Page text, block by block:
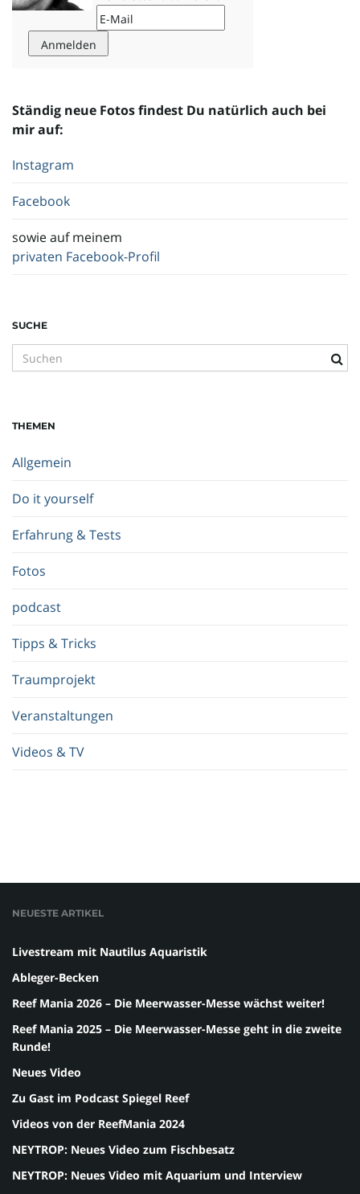
Ständig neue Fotos findest Du natürlich auch bei
mir auf:
Instagram
Facebook
sowie auf meinem
privaten Facebook-Profil
SUCHE
u
b
g
i
f
.
.
.
THEMEN
Allgemein
Do it yourself
Erfahrung & Tests
Fotos
podcast
Tipps & Tricks
Traumprojekt
Veranstaltungen
Videos & TV
NEUESTE ARTIKEL
Livestream mit Nautilus Aquaristik
Ableger-Becken
Reef Mania 2026 – Die Meerwasser-Messe wächst weiter!
Reef Mania 2025 – Die Meerwasser-Messe geht in die zweite
Runde!
Neues Video
Zu Gast im Podcast Spiegel Reef
Videos von der ReefMania 2024
NEYTROP: Neues Video zum Fischbesatz
NEYTROP: Neues Video mit Aquarium und Interview